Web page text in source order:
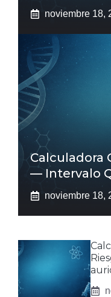
noviembre 18,
Calculadora
— Intervalo
noviembre 18,